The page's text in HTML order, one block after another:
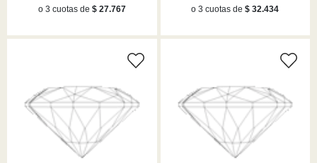
o 3 cuotas de $ 27.767
o 3 cuotas de$ 32.434